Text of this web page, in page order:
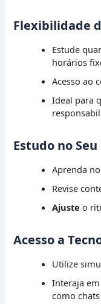
Flexibilidade
Estude
horários
Acesso ao
Ideal para
Estudo no
Aprenda
Revise
Ajuste o
Acesso a
Utilize
Interaja
como